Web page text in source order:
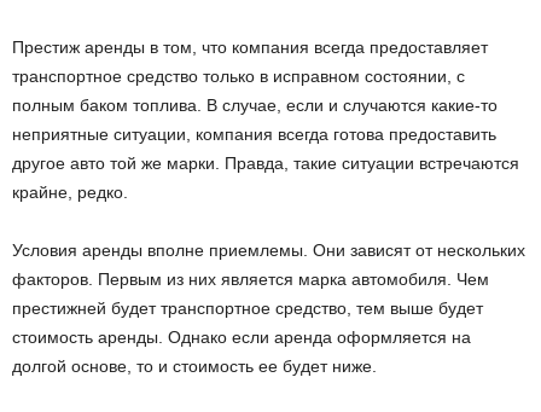
Престиж аренды в том, что компания всегда предоставляет
транспортное средство только в исправном состоянии, с
полным баком топлива. В случае, если и случаются какие-то
неприятные ситуации, компания всегда готова предоставить
другое авто той же марки. Правда, такие ситуации встречаются
крайне, редко.
Условия аренды вполне приемлемы. Они зависят от нескольких
факторов. Первым из них является марка автомобиля. Чем
престижней будет транспортное средство, тем выше будет
стоимость аренды. Однако если аренда оформляется на
долгой основе, то и стоимость ее будет ниже.